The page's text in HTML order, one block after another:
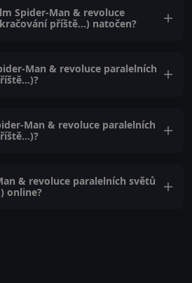
Spider-Man & revoluce
příště...) natočen?
Man & revoluce paralelních
Man & revoluce paralelních
& revoluce paralelních světů
online?